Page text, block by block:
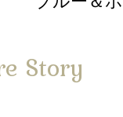
Story